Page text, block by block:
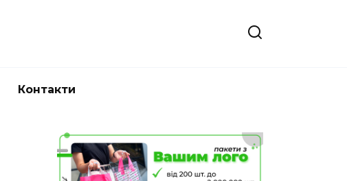
Контакти